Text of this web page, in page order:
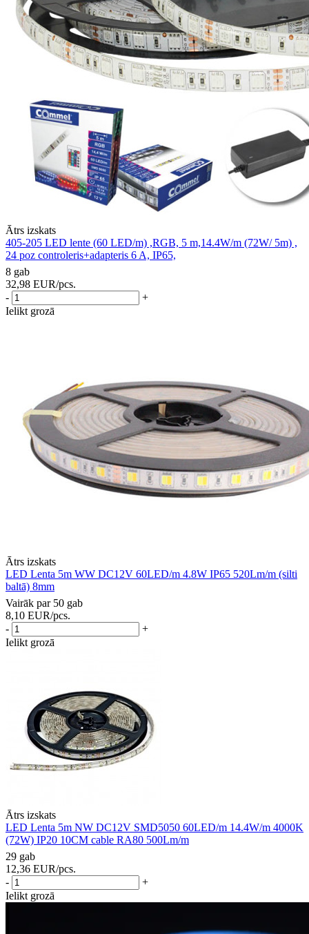
Ātrs izskats
405-205 LED lente (60 LED/m) ,RGB, 5 m,14.4W/m (72W/ 5m) ,
24 poz controleris+adapteris 6 A, IP65,
8 gab
32,98 EUR/pcs.
-
+
Ielikt grozā
Ātrs izskats
LED Lenta 5m WW DC12V 60LED/m 4.8W IP65 520Lm/m (silti
baltā) 8mm
Vairāk par 50 gab
8,10 EUR/pcs.
-
+
Ielikt grozā
Ātrs izskats
LED Lenta 5m NW DC12V SMD5050 60LED/m 14.4W/m 4000K
(72W) IP20 10CM cable RA80 500Lm/m
29 gab
12,36 EUR/pcs.
-
+
Ielikt grozā